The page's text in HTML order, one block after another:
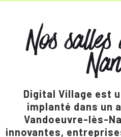
Nos
Digital Village est
implanté dans un
Vandoeuvre-lès-
innovantes,